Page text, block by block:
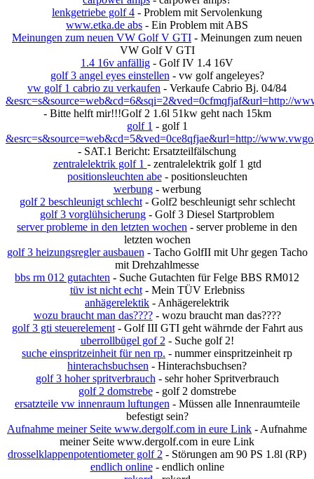
lenkgetriebe golf 4 - Problem mit Servolenkung
www.etka.de abs - Ein Problem mit ABS
Meinungen zum neuen VW Golf V GTI - Meinungen zum neuen
VW Golf V GTI
1.4 16v anfällig - Golf IV 1.4 16V
golf 3 angel eyes einstellen - vw golf angeleyes?
vw golf 1 cabrio zu verkaufen - Verkaufe Cabrio Bj. 04/84
&esrc=s&source=web&cd=6&sqi=2&ved=0cfmqfjaf&url=http://
- Bitte helft mir!!!Golf 2 1.6l 51kw geht nach 15km
golf 1 - golf 1
&esrc=s&source=web&cd=5&ved=0ce8qfjae&url=http://
- SAT.1 Bericht: Ersatzteilfälschung
zentralelektrik golf 1 - zentralelektrik golf 1 gtd
positionsleuchten abe- positionsleuchten
werbung- werbung
golf 2 beschleunigt schlecht- Golf2 beschleunigt sehr schlecht
golf 3 vorglühsicherung - Golf 3 Diesel Startproblem
server probleme in den letzten wochen - server probleme in den
letzten wochen
golf 3 heizungsregler ausbauen - Tacho GolfII mit Uhr gegen Tacho
mit Drehzahlmesse
bbs rm 012 gutachten - Suche Gutachten für Felge BBS RM012
tüv ist nicht echt- Mein TÜV Erlebniss
anhägerelektik - Anhägerelektrik
wozu braucht man das????- wozu braucht man das????
golf 3 gti steuerelement- Golf III GTI geht währnde der Fahrt aus
uberrollbügel gof 2 - Suche golf 2!
suche einspritzeinheit für nen rp. - nummer einspritzeinheit rp
hinterachsbuchsen - Hinterachsbuchsen?
golf 3 hoher spritverbrauch - sehr hoher Spritverbrauch
golf 2 domstrebe- golf 2 domstrebe
ersatzteile vw innenraum luftungen - Müssen alle Innenraumteile
befestigt sein?
Aufnahme meiner Seite www.dergolf.com in eure Link - Aufnahme
meiner Seite www.dergolf.com in eure Link
drosselklappenpotentiometer golf 2 - Störungen am 90 PS 1.8l (RP)
endlich online- endlich online